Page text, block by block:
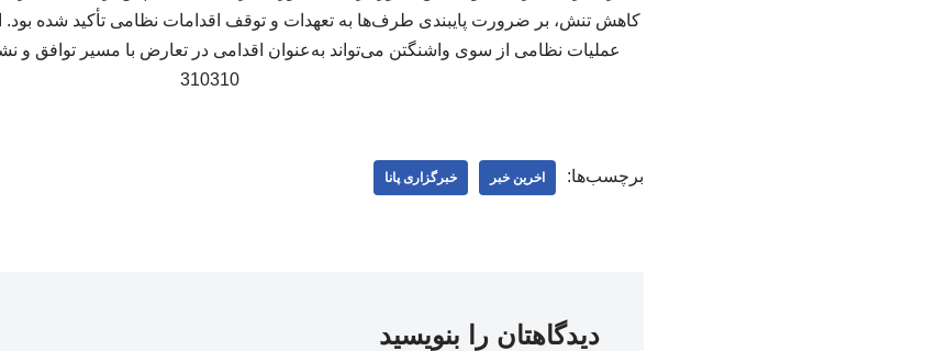
کاهش تنش، بر ضرورت پایبندی طرف‌ها به تعهدات و توقف اقدامات نظامی تأکید شده بود.
عملیات نظامی از سوی واشنگتن می‌تواند به‌عنوان اقدامی در تعارض با مسیر توافق و
310310
برچسب‌ها: اخرین خبر خبرگزاری پانا
دیدگاهتان را بنویسید